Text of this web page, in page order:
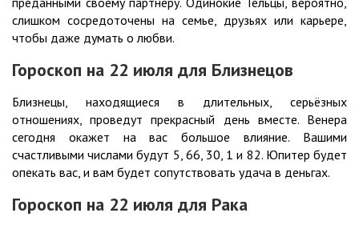
слишком сосредоточены на семье, друзьях или карьере,
чтобы даже думать о любви.
Гороскоп на 22 июля для Близнецов
Близнецы, находящиеся в длительных, серьёзных
отношениях, проведут прекрасный день вместе. Венера
сегодня окажет на вас большое влияние. Вашими
счастливыми числами будут 5, 66, 30, 1 и 82. Юпитер будет
опекать вас, и вам будет сопутствовать удача в деньгах.
Гороскоп на 22 июля для Рака